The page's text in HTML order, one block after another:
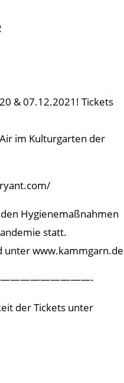
& 07.12.2021! Tickets
im Kulturgarten der
Hygienemaßnahmen
statt.
unter www.kammgarn.de
der Tickets unter